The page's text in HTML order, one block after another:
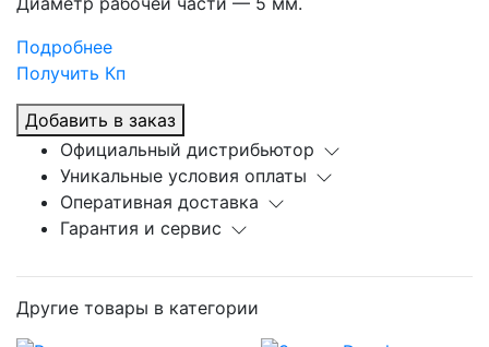
Подробнее
Получить Кп
Добавить в заказ
Официальный дистрибьютор
Уникальные условия оплаты
Оперативная доставка
Гарантия и сервис
Другие товары в категории